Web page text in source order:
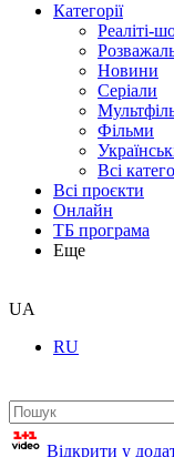
Категорії
Реаліті-
Новини
Серіали
Фільми
Всі
Всі проєкти
Онлайн
ТБ програма
Еще
UA
RU
Відкрити у